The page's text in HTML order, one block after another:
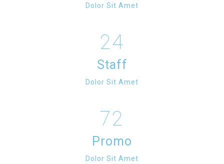
Dolor Sit Amet
24
Staff
Dolor Sit Amet
72
Promo
Dolor Sit Amet